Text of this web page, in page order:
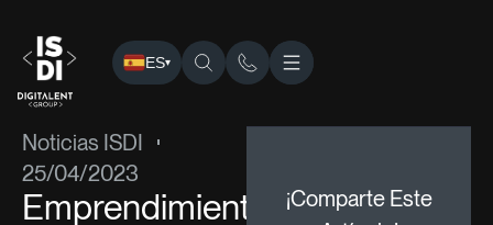
ES▾
ISDI› ›Noticias ISDI› Emprendimiento: salta del
Noticias ISDI
25/04/2023
Emprendimiento:
¡Comparte Este